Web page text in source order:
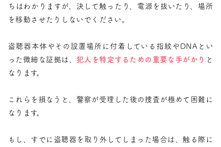
ちはわかりますが、決して触ったり、電源を抜いたり、場所
を移動させたりしないでください。
盗聴器本体やその設置場所に付着している指紋やDNAとい
った微細な証拠は、 犯人を特定するための重要な手がかり と
なります。
これらを損なうと、警察が受理した後の捜査が極めて困難に
なります。
もし、すでに盗聴器を取り外してしまった場合は、触る際に